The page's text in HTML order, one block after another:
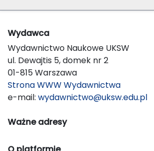
Wydawca
Wydawnictwo Naukowe UKSW
ul. Dewajtis 5, domek nr 2
01-815 Warszawa
Strona WWW Wydawnictwa
e-mail: wydawnictwo@uksw.edu.pl
Ważne adresy